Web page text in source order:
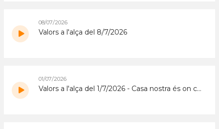
08/07/2026
Valors a l'alça del 8/7/2026
01/07/2026
Valors a l'alça del 1/7/2026 - Casa nostra és on construïm la nostra vida